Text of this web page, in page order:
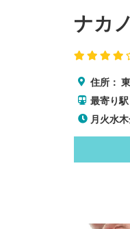
ナカ
住所：
最寄り駅
月火水